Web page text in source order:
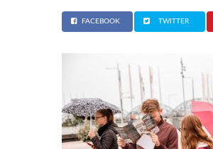
FACEBOOK TWITTER